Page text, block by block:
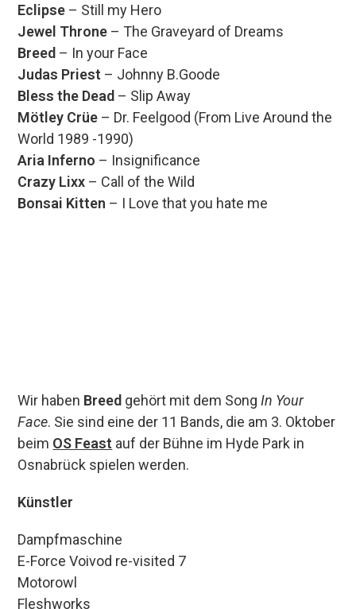
Eclipse – Still my Hero
Jewel Throne – The Graveyard of Dreams
Breed – In your Face
Judas Priest – Johnny B.Goode
Bless the Dead – Slip Away
Mötley Crüe – Dr. Feelgood (From Live Around the
World 1989 -1990)
Aria Inferno – Insignificance
Crazy Lixx – Call of the Wild
Bonsai Kitten – I Love that you hate me
Wir haben Breed gehört mit dem Song In Your
Face. Sie sind eine der 11 Bands, die am 3. Oktober
beim OS Feast auf der Bühne im Hyde Park in
Osnabrück spielen werden.
Künstler
Dampfmaschine
E-Force Voivod re-visited 7
Motorowl
Fleshworks